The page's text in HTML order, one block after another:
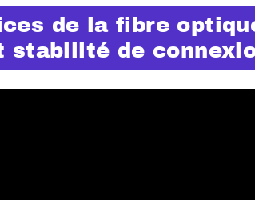
de la fibre
stabilité de